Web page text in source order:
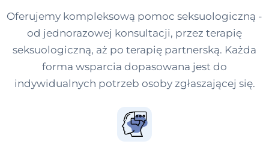
Oferujemy kompleksową pomoc seksuologiczną -
od jednorazowej konsultacji, przez terapię
seksuologiczną, aż po terapię partnerską. Każda
forma wsparcia dopasowana jest do
indywidualnych potrzeb osoby zgłaszającej się.